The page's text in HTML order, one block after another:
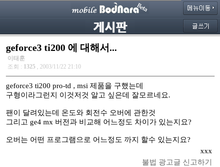
geforce3 ti200 에 대해서...
이태훈
조회 : 1325 , 2003/11/22 21:10
geforce3 ti200 pro-td , msi 제품을 구했는데
구형이라그런지 이것저것 알고 싶은데 잘모르네요.
팬이 달려있는데 온도와 회전수 오버에 관한것
그리고 ge4 mx 버전과 비교해 어느정도 차이가 있는지요?
오버는 어떤 프로그램으로 어느정도 까지 할수 있는지요?
xxx
불법 광고글 신고하기